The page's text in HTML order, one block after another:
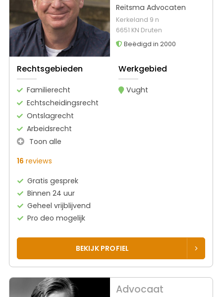
Reitsma Advocaten
Kerkeland 9 n
6651 KN Druten
Beëdigd in 2000
Rechtsgebieden
Familierecht
Echtscheidingsrecht
Ontslagrecht
Arbeidsrecht
Toon alle
Werkgebied
Vught
16 reviews
Gratis gesprek
Binnen 24 uur
Geheel vrijblijvend
Pro deo mogelijk
BEKIJK PROFIEL
Advocaat